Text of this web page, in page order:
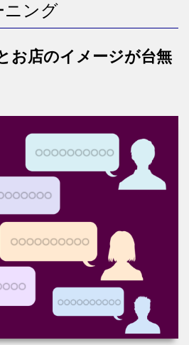
ニング
お店のイメージが台無